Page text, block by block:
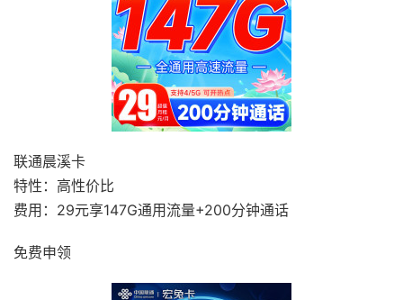
联通晨溪卡
特性：高性价比
费用：29元享147G通用流量+200分钟通话
免费申领